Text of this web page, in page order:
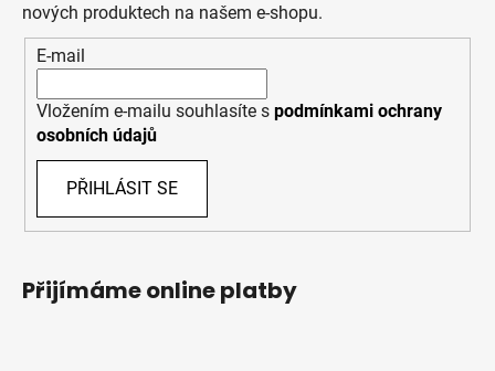
nových produktech na našem e-shopu.
E-mail
Vložením e-mailu souhlasíte s podmínkami ochrany
osobních údajů
PŘIHLÁSIT SE
Přijímáme online platby